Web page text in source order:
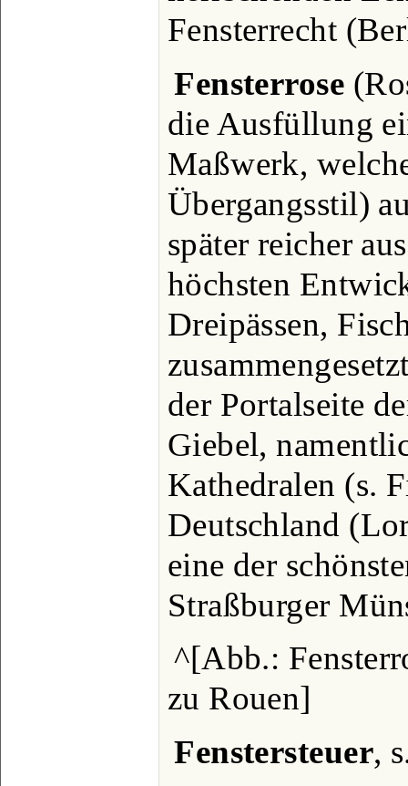
Fensterrecht
Fensterrose
die Ausfüllung
Maßwerk,
Übergangsstil)
später reicher
höchsten
Dreipässen,
der Portalseite
Giebel,
Kathedralen (s.
Deutschland
eine der
Straßburger
^[Abb.:
zu Rouen]
Fenstersteuer,